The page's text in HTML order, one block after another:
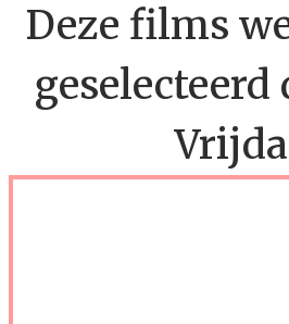
Deze films
geselecteerd